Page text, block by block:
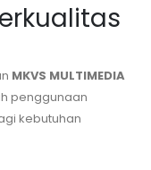
MKVS MULTIMEDIA
penggunaan
kebutuhan